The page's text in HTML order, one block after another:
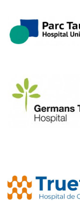
Imagen
Imagen
Imagen